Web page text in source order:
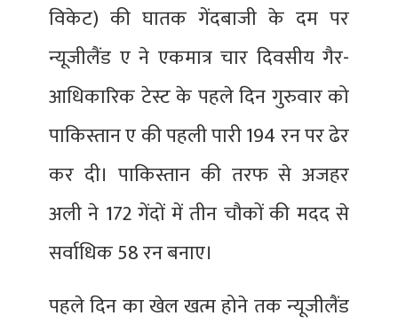
विकेट) की घातक गेंदबाजी के दम पर
न्यूजीलैंड ए ने एकमात्र चार दिवसीय गैर-
आधिकारिक टेस्ट के पहले दिन गुरुवार को
पाकिस्तान ए की पहली पारी 194 रन पर ढेर
कर दी। पाकिस्तान की तरफ से अजहर
अली ने 172 गेंदों में तीन चौकों की मदद से
सर्वाधिक 58 रन बनाए।
पहले दिन का खेल खत्म होने तक न्यूजीलैंड